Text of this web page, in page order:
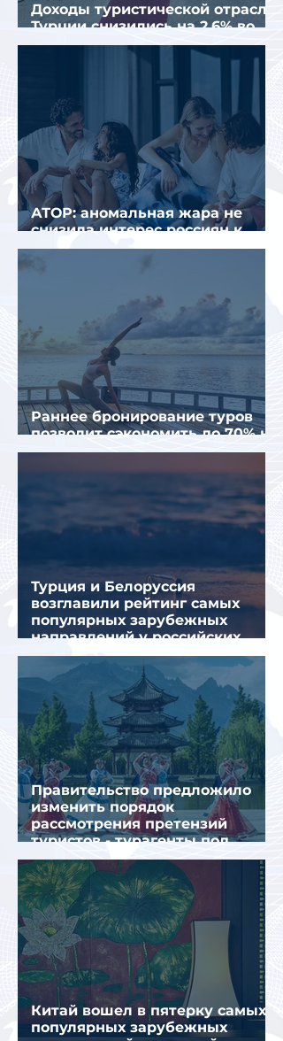
Доходы туристической отрасли
Турции снизились на 2,6% во
втором квартале 2026 года
АТОР: аномальная жара не
снизила интерес россиян к
летнему отдыху в Европе
Раннее бронирование туров
позволит сэкономить до 70% на
летнем отдыхе — АТОР
Турция и Белоруссия
возглавили рейтинг самых
популярных зарубежных
направлений у российских
туристов летом
Правительство предложило
изменить порядок
рассмотрения претензий
туристов - турагенты под
ударом!
Китай вошел в пятерку самых
популярных зарубежных